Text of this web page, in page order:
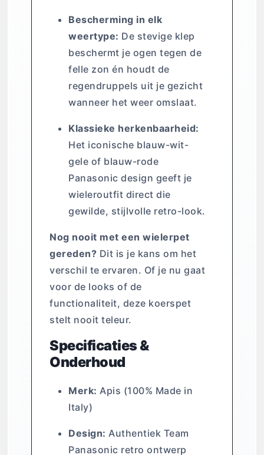
Bescherming in elk
weertype: De stevige klep
beschermt je ogen tegen de
felle zon én houdt de
regendruppels uit je gezicht
wanneer het weer omslaat.
Klassieke herkenbaarheid:
Het iconische blauw-wit-
gele of blauw-rode
Panasonic design geeft je
wieleroutfit direct die
gewilde, stijlvolle retro-look.
Nog nooit met een wielerpet
gereden? Dit is je kans om het
verschil te ervaren. Of je nu gaat
voor de looks of de
functionaliteit, deze koerspet
stelt nooit teleur.
Specificaties &
Onderhoud
Merk: Apis (100% Made in
Italy)
Design: Authentiek Team
Panasonic retro ontwerp